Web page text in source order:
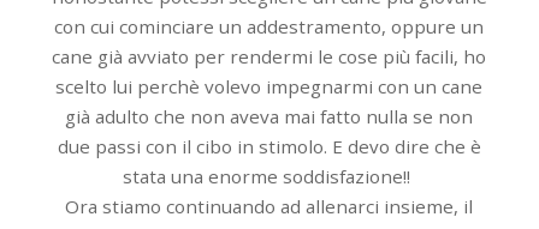
con cui cominciare un addestramento, oppure un
cane già avviato per rendermi le cose più facili, ho
scelto lui perchè volevo impegnarmi con un cane
già adulto che non aveva mai fatto nulla se non
due passi con il cibo in stimolo. E devo dire che è
stata una enorme soddisfazione!!
Ora stiamo continuando ad allenarci insieme, il